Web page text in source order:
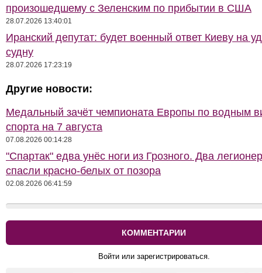
произошедшему с Зеленским по прибытии в США
28.07.2026 13:40:01
Иранский депутат: будет военный ответ Киеву на
судну
28.07.2026 17:23:19
Другие новости:
Медальный зачёт чемпионата Европы по водным
спорта на 7 августа
07.08.2026 00:14:28
"Спартак" едва унёс ноги из Грозного. Два
спасли красно-белых от позора
02.08.2026 06:41:59
КОММЕНТАРИИ
Войти или зарегистрироваться.